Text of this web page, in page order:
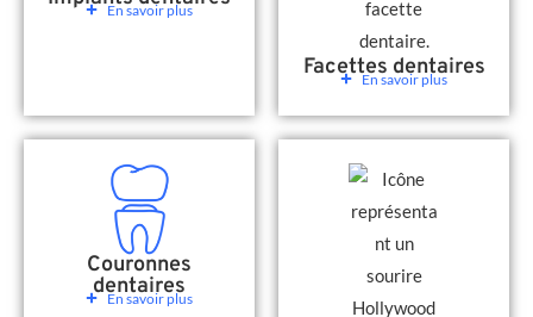
En savoir plus
Facettes dentaires
En savoir plus
Couronnes
dentaires
En savoir plus